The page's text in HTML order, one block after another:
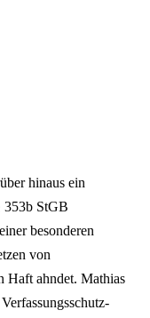
hinaus ein
353b StGB
besonderen
von
Haft ahndet. Mathias